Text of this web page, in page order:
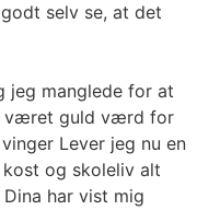
selv se, at det
jeg manglede for at
været guld værd for
Lever jeg nu en
og skoleliv alt
har vist mig